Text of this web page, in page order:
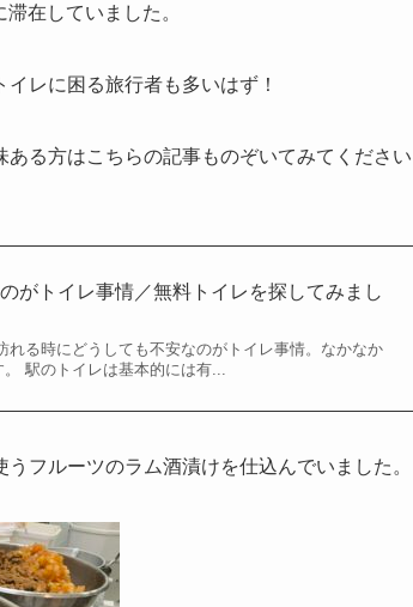
在していました。
レに困る旅行者も多いはず！
る方はこちらの記事ものぞいてみてください
がトイレ事情／無料トイレを探してみまし
る時にどうしても不安なのがトイレ事情。なかなか
駅のトイレは基本的には有...
フルーツのラム酒漬けを仕込んでいました。